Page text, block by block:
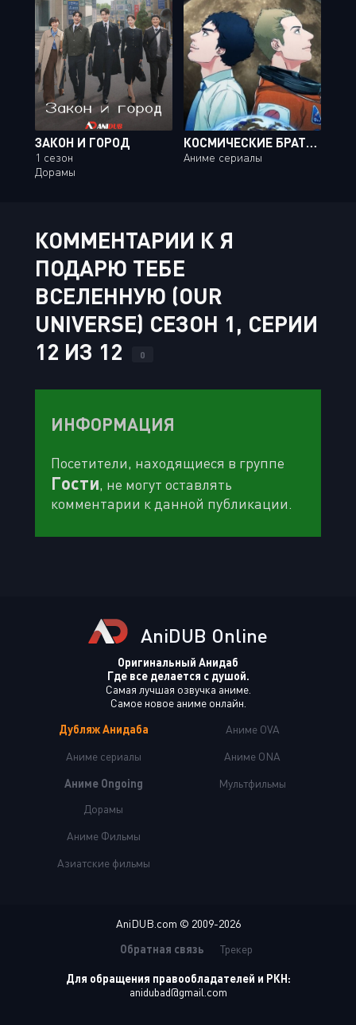
ЗАКОН И ГОРОД
1 сезон
Дорамы
КОСМИЧЕСКИЕ БРАТЬЯ / UCHUU KYOUDAI [45 ИЗ 99]
Аниме сериалы
КОММЕНТАРИИ К Я
ПОДАРЮ ТЕБЕ
ВСЕЛЕННУЮ (OUR
UNIVERSE) СЕЗОН 1, СЕРИИ
12 ИЗ 12
0
ИНФОРМАЦИЯ
Посетители, находящиеся в группе
Гости, не могут оставлять
комментарии к данной публикации.
AniDUB Online
Оригинальный Анидаб
Где все делается с душой.
Самая лучшая озвучка аниме.
Самое новое аниме онлайн.
Дубляж Анидаба
Аниме сериалы
Аниме Ongoing
Аниме OVA
Аниме ONA
Мультфильмы
Дорамы
Аниме Фильмы
Азиатские фильмы
AniDUB.com © 2009-2026
Обратная связь
Трекер
Для обращения правообладателей и РКН:
anidubad@gmail.com